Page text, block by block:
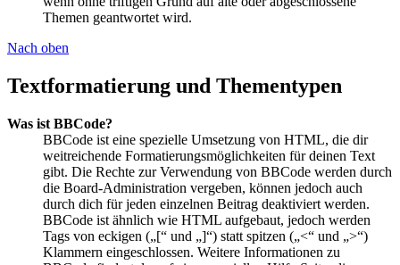
Themen geantwortet wird.
Nach oben
Textformatierung und Thementypen
Was ist BBCode?
BBCode ist eine spezielle Umsetzung von HTML, die dir
weitreichende Formatierungsmöglichkeiten für deinen Text
gibt. Die Rechte zur Verwendung von BBCode werden durch
die Board-Administration vergeben, können jedoch auch
durch dich für jeden einzelnen Beitrag deaktiviert werden.
BBCode ist ähnlich wie HTML aufgebaut, jedoch werden
Tags von eckigen („[“ und „]“) statt spitzen („<“ und „>“)
Klammern eingeschlossen. Weitere Informationen zu